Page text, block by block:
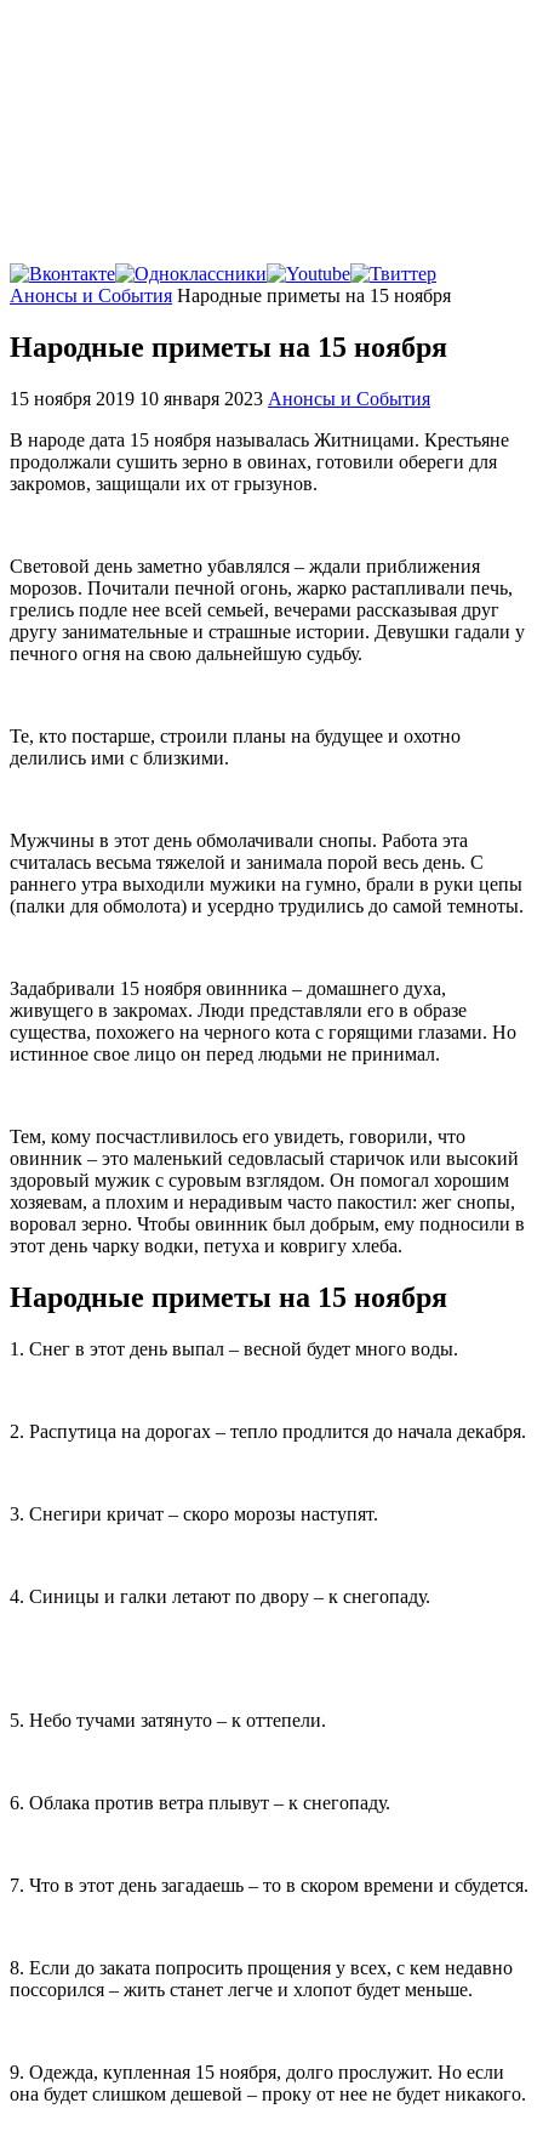
Главная
Анонсы и События Народные приметы на 15 ноября
Народные приметы на 15 ноября
15 ноября 2019 10 января 2023 Анонсы и События
В народе дата 15 ноября называлась Житницами. Крестьяне
продолжали сушить зерно в овинах, готовили обереги для
закромов, защищали их от грызунов.
Световой день заметно убавлялся – ждали приближения
морозов. Почитали печной огонь, жарко растапливали печь,
грелись подле нее всей семьей, вечерами рассказывая друг
другу занимательные и страшные истории. Девушки гадали у
печного огня на свою дальнейшую судьбу.
Те, кто постарше, строили планы на будущее и охотно
делились ими с близкими.
Мужчины в этот день обмолачивали снопы. Работа эта
считалась весьма тяжелой и занимала порой весь день. С
раннего утра выходили мужики на гумно, брали в руки цепы
(палки для обмолота) и усердно трудились до самой темноты.
Задабривали 15 ноября овинника – домашнего духа,
живущего в закромах. Люди представляли его в образе
существа, похожего на черного кота с горящими глазами. Но
истинное свое лицо он перед людьми не принимал.
Тем, кому посчастливилось его увидеть, говорили, что
овинник – это маленький седовласый старичок или высокий
здоровый мужик с суровым взглядом. Он помогал хорошим
хозяевам, а плохим и нерадивым часто пакостил: жег снопы,
воровал зерно. Чтобы овинник был добрым, ему подносили в
этот день чарку водки, петуха и ковригу хлеба.
Народные приметы на 15 ноября
1. Снег в этот день выпал – весной будет много воды.
2. Распутица на дорогах – тепло продлится до начала декабря.
3. Снегири кричат – скоро морозы наступят.
4. Синицы и галки летают по двору – к снегопаду.
5. Небо тучами затянуто – к оттепели.
6. Облака против ветра плывут – к снегопаду.
7. Что в этот день загадаешь – то в скором времени и сбудется.
8. Если до заката попросить прощения у всех, с кем недавно
поссорился – жить станет легче и хлопот будет меньше.
9. Одежда, купленная 15 ноября, долго прослужит. Но если
она будет слишком дешевой – проку от нее не будет никакого.